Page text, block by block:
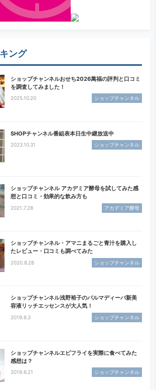
ング
ショップチャンネルおせち2026萬福の評判と口コミ
を調査してみました！
2025.10.20 ショップチャンネル
SHOPチャンネル番組表本日生中継放送中
2023.10.31 ショップチャンネル
ショップチャンネル アカデミア酵母を試してみた感
想と口コミ・効果的な飲み方も
2021.7.28 アカデミア酵母
ショップチャンネル・アマニまるごと青汁を購入し
たレビュー・口コミも調べてみた
2020.8.28 ショップチャンネル
ショップチャンネル浅野裕子のパルマディーバ新美
容液リッチエッセンスが大人気！
2019.6.3 ショップチャンネル
ショップチャンネルエビフライを実際に食べてみた
感想は？
2019.6.21 ショップチャンネル